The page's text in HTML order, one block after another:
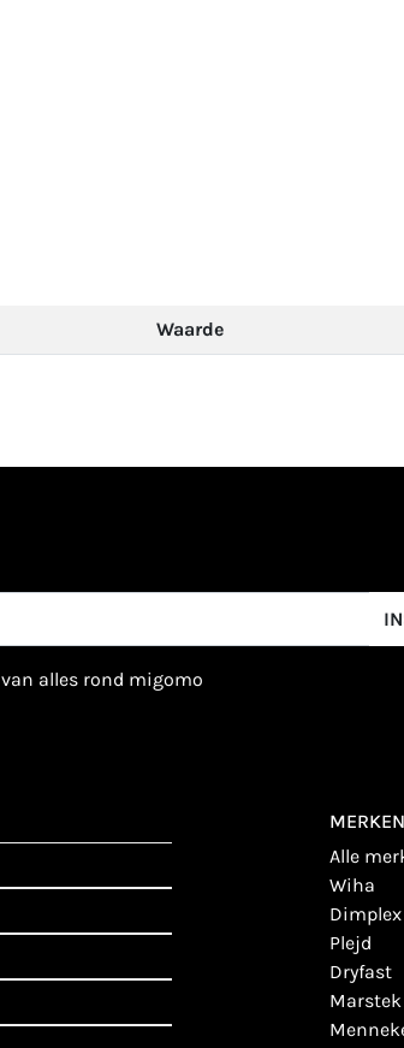
Waarde
van alles rond migomo
MERKEN
alle
wiha
dimplex
plejd
dryfast
marstek